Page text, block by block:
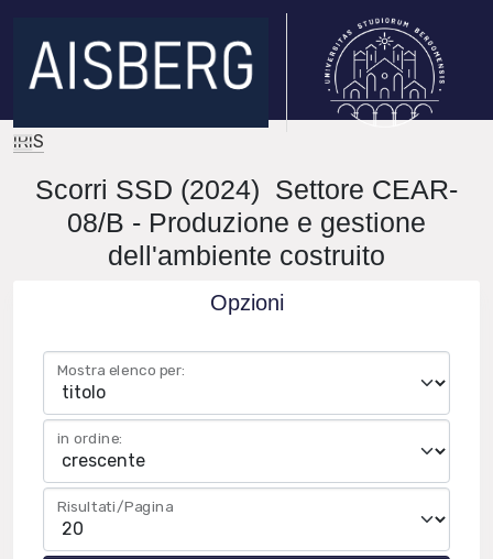
IRIS
Scorri SSD (2024) Settore CEAR-
08/B - Produzione e gestione
dell'ambiente costruito
Opzioni
Mostra elenco per:
in ordine:
Risultati/Pagina